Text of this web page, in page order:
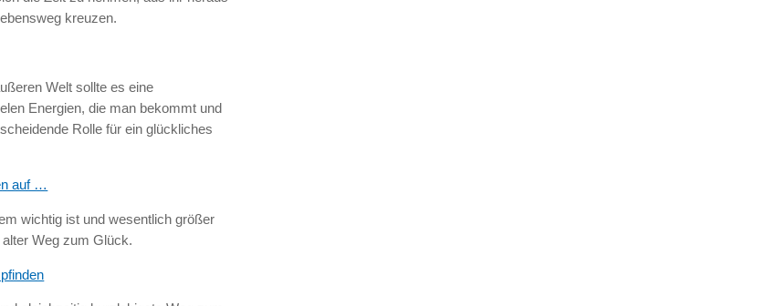
kreuzen.
Welt sollte es eine
Energien, die man bekommt und
Rolle für ein glückliches
auf …
wichtig ist und wesentlich größer
Weg zum Glück.